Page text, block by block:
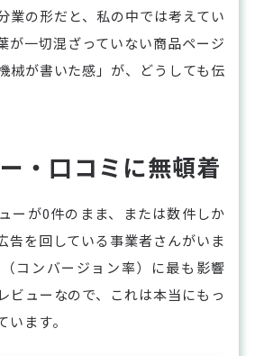
業の形だと、私の中では考えてい
が一切混ざっていない商品ページ
械が書いた感」が、どうしても伝
・口コミに無頓着
ーが0件のまま、または数件しか
告を回している事業者さんがいま
（コンバージョン率）に最も影響
ビューなので、これは本当にもっ
ます。